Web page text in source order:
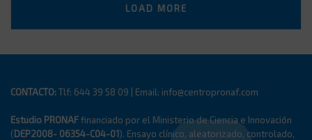
LOAD MORE
CONTACTO:Tlf: 644 39 58 09 | Email: info@centropronaf.com
Estudio PRONAFfinanciado por el Ministerio de Ciencia e Innovación
(DEP2008- 06354-C04-01). Ensayo clínico, aleatorizado, controlado,